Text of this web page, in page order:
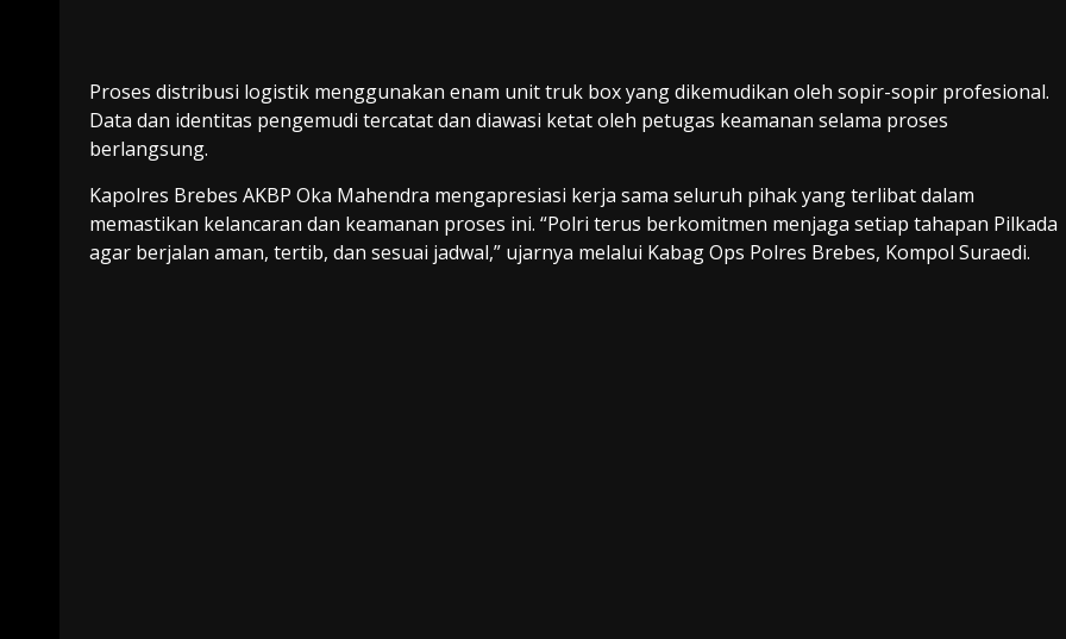
Proses distribusi logistik menggunakan enam unit truk box yang dikemudikan oleh sopir-sopir profesional.
Data dan identitas pengemudi tercatat dan diawasi ketat oleh petugas keamanan selama proses
berlangsung.
Kapolres Brebes AKBP Oka Mahendra mengapresiasi kerja sama seluruh pihak yang terlibat dalam
memastikan kelancaran dan keamanan proses ini. “Polri terus berkomitmen menjaga setiap tahapan Pilkada
agar berjalan aman, tertib, dan sesuai jadwal,” ujarnya melalui Kabag Ops Polres Brebes, Kompol Suraedi.